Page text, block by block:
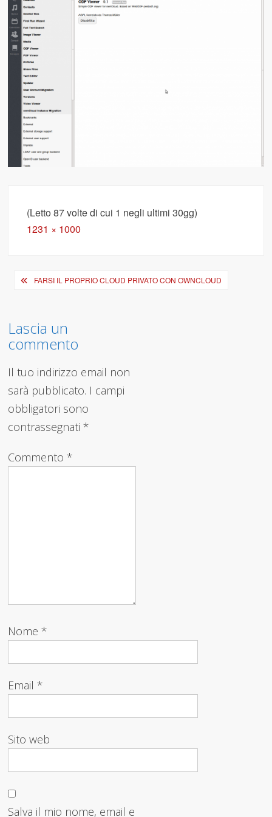
(Letto 87 volte di cui 1 negli ultimi 30gg)
Full
1231 × 1000
Navigazione
FARSI IL PROPRIO CLOUD PRIVATO CON OWNCLOUD
Lascia un
commento
Il tuo indirizzo email non
sarà pubblicato. I campi
obbligatori sono
contrassegnati*
Commento*
Nome*
Email*
Sito web
Salva il mio nome, email e